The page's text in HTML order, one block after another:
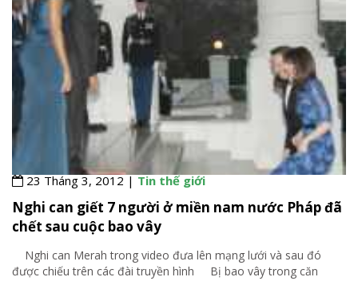
23 Tháng 3, 2012 |Tin thế giới
Nghi can giết 7 người ở miền nam nước Pháp đã
chết sau cuộc bao vây
Nghi can Merah trong video đưa lên mạng lưới và sau đó
được chiếu trên các đài truyền hình Bị bao vây trong căn